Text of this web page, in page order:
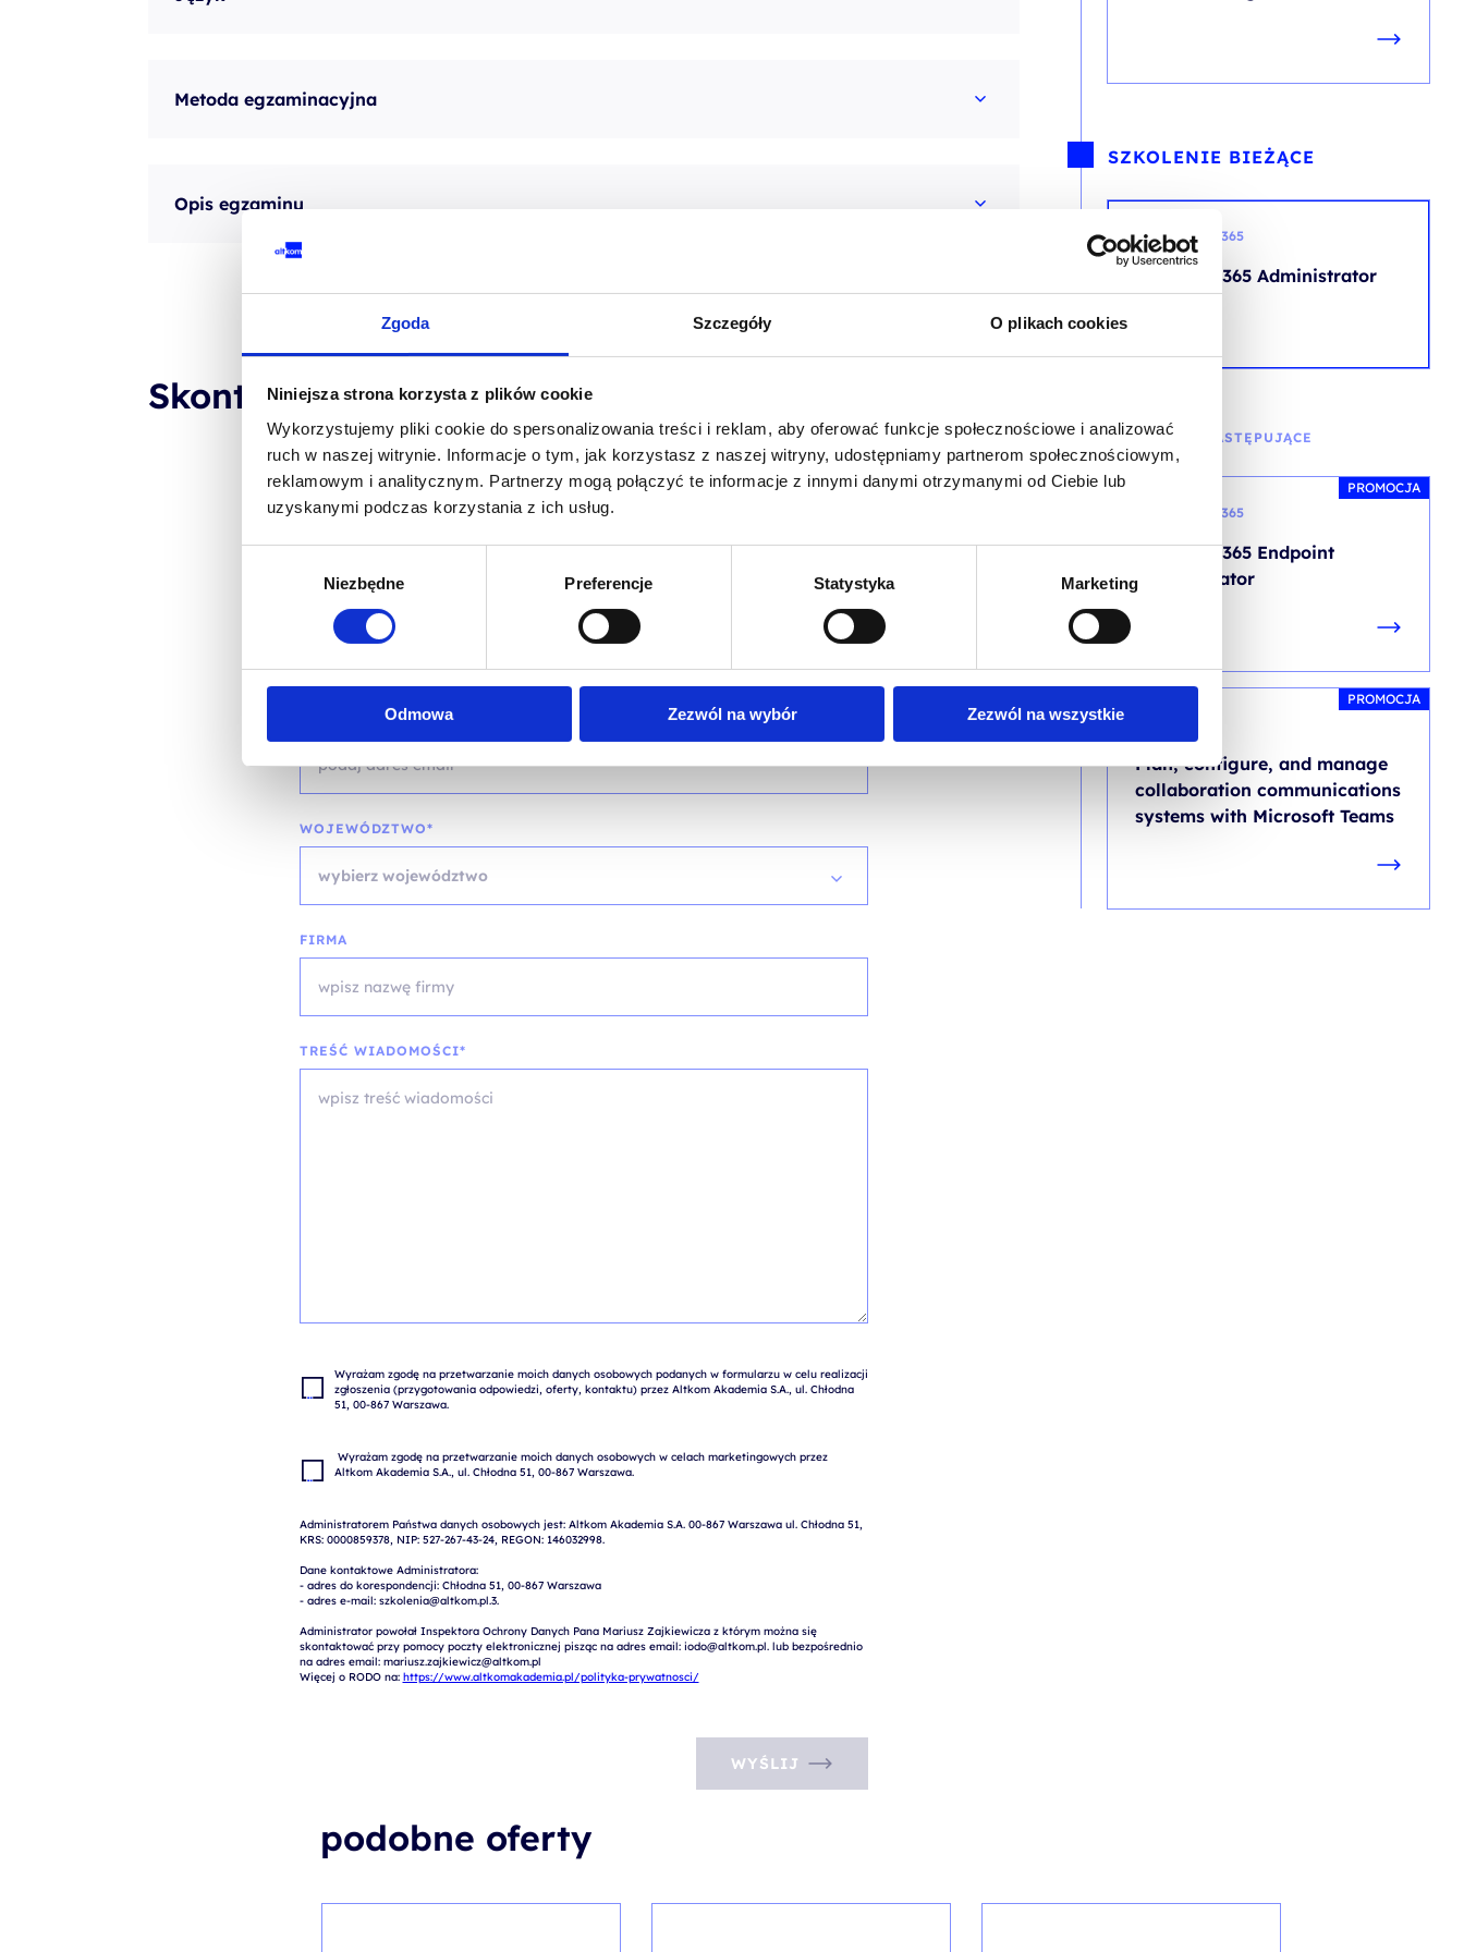
Zgoda Szczegóły O plikach cookies
Niniejsza strona korzysta z plików cookie
Wykorzystujemy pliki cookie do spersonalizowania treści i reklam, aby oferować funkcje społecznościowe i analizować
ruch w naszej witrynie. Informacje o tym, jak korzystasz z naszej witryny, udostępniamy partnerom społecznościowym,
reklamowym i analitycznym. Partnerzy mogą połączyć te informacje z innymi danymi otrzymanymi od Ciebie lub
uzyskanymi podczas korzystania z ich usług.
Niezbędne Preferencje Statystyka Marketing
Odmowa Zezwól na wybór Zezwól na wszystkie
Metoda egzaminacyjna
Opis egzaminu
Skontaktuj się z naszym doradcą
IMIĘ I NAZWISKO*
TELEFON KONTAKTOWY*
WOJEWÓDZTWO*
wybierz województwo
FIRMA
TREŚĆ WIADOMOŚCI*
Wyrażam zgodę na przetwarzanie moich danych osobowych podanych w formularzu w celu realizacji
zgłoszenia (przygotowania odpowiedzi, oferty, kontaktu) przez Altkom Akademia S.A., ul. Chłodna
51, 00-867 Warszawa.
Altkom Akademia S.A., ul. Chłodna 51, 00-867 Warszawa.
Administratorem Państwa danych osobowych jest: Altkom Akademia S.A. 00-867 Warszawa ul. Chłodna 51,
KRS: 0000859378, NIP: 527-267-43-24, REGON: 146032998.
Dane kontaktowe Administratora:
- adres do korespondencji: Chłodna 51, 00-867 Warszawa
- adres e-mail: szkolenia@altkom.pl.3.
Administrator powołał Inspektora Ochrony Danych Pana Mariusz Zajkiewicza z którym można się
skontaktować przy pomocy poczty elektronicznej pisząc na adres email: iodo@altkom.pl. lub bezpośrednio
na adres email: mariusz.zajkiewicz@altkom.pl
Więcej o RODO na: https://www.altkomakademia.pl/polityka-prywatnosci/
WYŚLIJ
SZKOLENIE BIEŻĄCE
MICROSOFT 365
Microsoft 365 Administrator
SZKOLENIE NASTĘPUJĄCE
PROMOCJA
MICROSOFT 365
Microsoft 365 Endpoint
Administrator
PROMOCJA
Plan, configure, and manage
collaboration communications
systems with Microsoft Teams
podobne oferty